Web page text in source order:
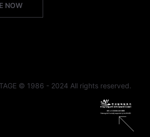
NOW
© 1986 - 2024 All rights reserved.